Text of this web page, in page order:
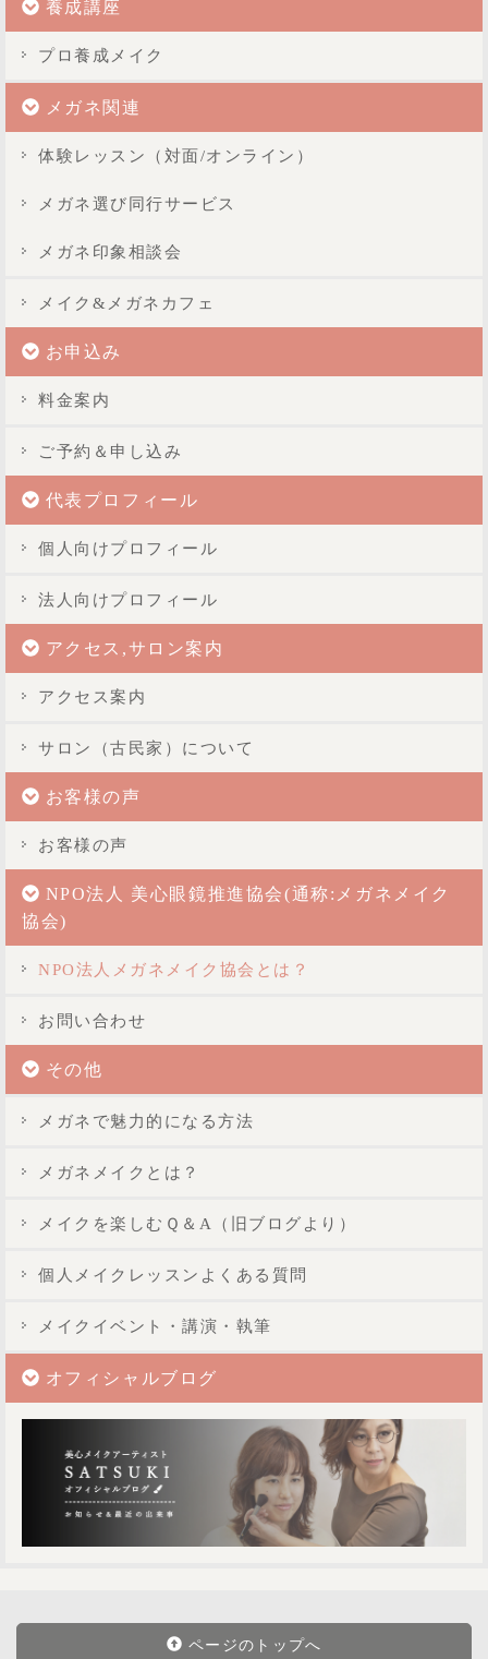
養成講座
プロ養成メイク
メガネ関連
体験レッスン（対面/オンライン）
メガネ選び同行サービス
メガネ印象相談会
メイク&メガネカフェ
お申込み
料金案内
ご予約＆申し込み
代表プロフィール
個人向けプロフィール
法人向けプロフィール
アクセス,サロン案内
アクセス案内
サロン（古民家）について
お客様の声
お客様の声
NPO法人 美心眼鏡推進協会(通称:メガネメイク
協会)
NPO法人メガネメイク協会とは？
お問い合わせ
その他
メガネで魅力的になる方法
メガネメイクとは？
メイクを楽しむＱ＆A（旧ブログより）
個人メイクレッスンよくある質問
メイクイベント・講演・執筆
オフィシャルブログ
ページのトップへ